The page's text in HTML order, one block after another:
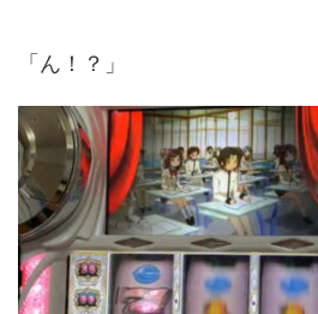
「ん！？」